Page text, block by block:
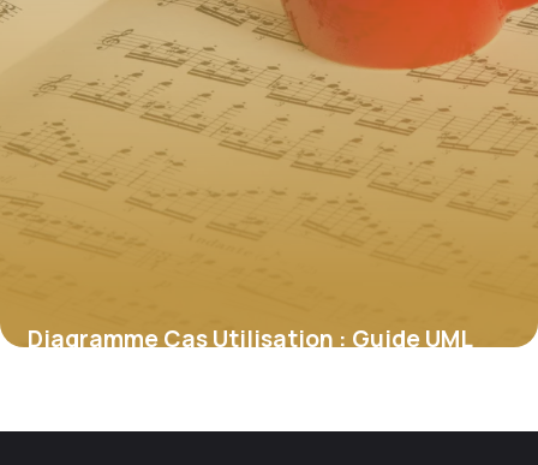
Diagramme Cas Utilisation : Guide UML